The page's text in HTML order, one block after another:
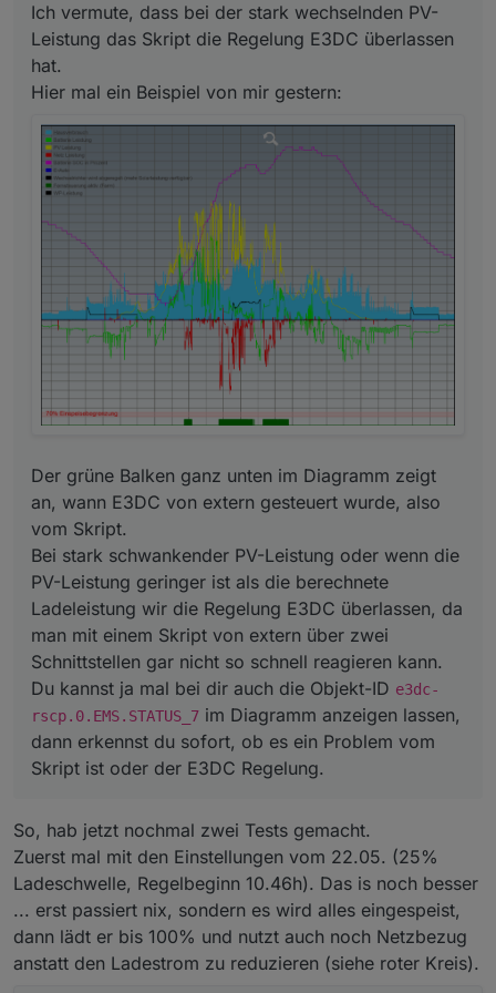
Ich vermute, dass bei der stark wechselnden PV-
Leistung das Skript die Regelung E3DC überlassen
hat.
Hier mal ein Beispiel von mir gestern:
Der grüne Balken ganz unten im Diagramm zeigt
an, wann E3DC von extern gesteuert wurde, also
vom Skript.
Bei stark schwankender PV-Leistung oder wenn die
PV-Leistung geringer ist als die berechnete
Ladeleistung wir die Regelung E3DC überlassen, da
man mit einem Skript von extern über zwei
Schnittstellen gar nicht so schnell reagieren kann.
Du kannst ja mal bei dir auch die Objekt-ID e3dc-
rscp.0.EMS.STATUS_7 im Diagramm anzeigen lassen,
dann erkennst du sofort, ob es ein Problem vom
Skript ist oder der E3DC Regelung.
So, hab jetzt nochmal zwei Tests gemacht.
Zuerst mal mit den Einstellungen vom 22.05. (25%
Ladeschwelle, Regelbeginn 10.46h). Das is noch besser
... erst passiert nix, sondern es wird alles eingespeist,
dann lädt er bis 100% und nutzt auch noch Netzbezug
anstatt den Ladestrom zu reduzieren (siehe roter Kreis).